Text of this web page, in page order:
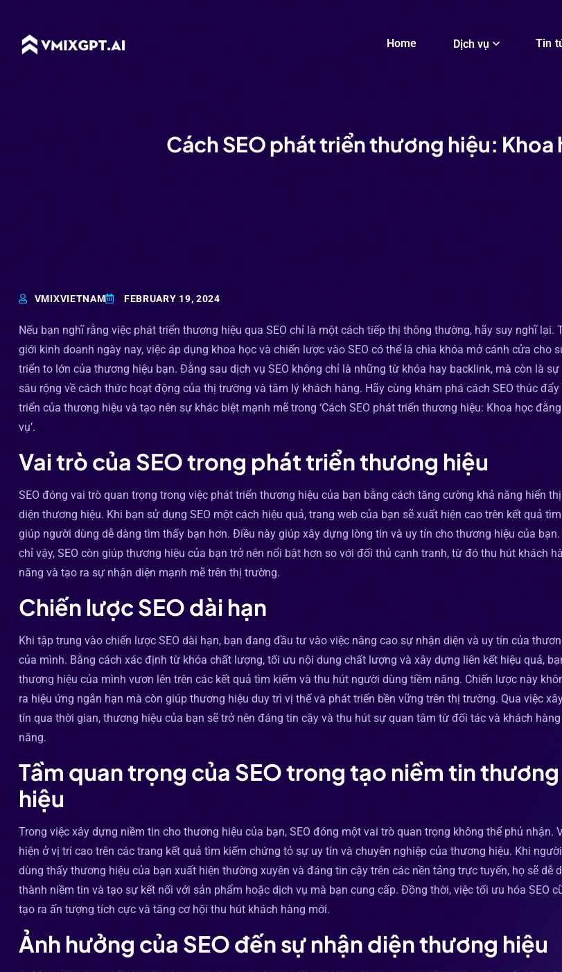
Home Dịch vụ Tin
Cách SEO phát triển thương hiệu: Khoa
VMIXVIETNAM FEBRUARY 19, 2024
Nếu bạn nghĩ rằng việc phát triển thương hiệu qua SEO chỉ là một cách tiếp thị thông thường, hãy suy nghĩ lại.
giới kinh doanh ngày nay, việc áp dụng khoa học và chiến lược vào SEO có thể là chìa khóa mở cánh cửa cho
triển to lớn của thương hiệu bạn. Đằng sau dịch vụ SEO không chỉ là những từ khóa hay backlink, mà còn là sự
sâu rộng về cách thức hoạt động của thị trường và tâm lý khách hàng. Hãy cùng khám phá cách SEO thúc
triển của thương hiệu và tạo nên sự khác biệt mạnh mẽ trong ‘Cách SEO phát triển thương hiệu: Khoa học
vụ’.
Vai trò của SEO trong phát triển thương hiệu
SEO đóng vai trò quan trọng trong việc phát triển thương hiệu của bạn bằng cách tăng cường khả năng hiển
diện thương hiệu. Khi bạn sử dụng SEO một cách hiệu quả, trang web của bạn sẽ xuất hiện cao trên kết quả
giúp người dùng dễ dàng tìm thấy bạn hơn. Điều này giúp xây dựng lòng tin và uy tín cho thương hiệu của bạn.
chỉ vậy, SEO còn giúp thương hiệu của bạn trở nên nổi bật hơn so với đối thủ cạnh tranh, từ đó thu hút khách
năng và tạo ra sự nhận diện mạnh mẽ trên thị trường.
Chiến lược SEO dài hạn
Khi tập trung vào chiến lược SEO dài hạn, bạn đang đầu tư vào việc nâng cao sự nhận diện và uy tín của
của mình. Bằng cách xác định từ khóa chất lượng, tối ưu nội dung chất lượng và xây dựng liên kết hiệu quả,
thương hiệu của mình vươn lên trên các kết quả tìm kiếm và thu hút người dùng tiềm năng. Chiến lược này
ra hiệu ứng ngắn hạn mà còn giúp thương hiệu duy trì vị thế và phát triển bền vững trên thị trường. Qua việc
tín qua thời gian, thương hiệu của bạn sẽ trở nên đáng tin cậy và thu hút sự quan tâm từ đối tác và khách
năng.
Tầm quan trọng của SEO trong tạo niềm tin thương
hiệu
Trong việc xây dựng niềm tin cho thương hiệu của bạn, SEO đóng một vai trò quan trọng không thể phủ nhận.
hiện ở vị trí cao trên các trang kết quả tìm kiếm chứng tỏ sự uy tín và chuyên nghiệp của thương hiệu. Khi
dùng thấy thương hiệu của bạn xuất hiện thường xuyên và đáng tin cậy trên các nền tảng trực tuyến, họ sẽ dễ
thành niềm tin và tạo sự kết nối với sản phẩm hoặc dịch vụ mà bạn cung cấp. Đồng thời, việc tối ưu hóa SEO
tạo ra ấn tượng tích cực và tăng cơ hội thu hút khách hàng mới.
Ảnh hưởng của SEO đến sự nhận diện thương hiệu